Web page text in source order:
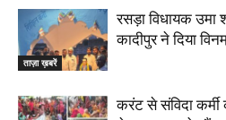
ताज़ा ख़बरें
रसड़ा विधायक उमा
कादीपुर ने दिया
करंट से संविदा कर्मी